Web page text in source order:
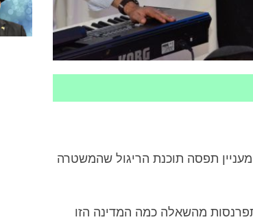
תפסה תוכנת הריגול שהמשטרה
מהשאלה כמה המדינה הזו